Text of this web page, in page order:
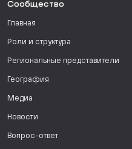
Сообщество
Главная
Роли и структура
Региональные представители
География
Медиа
Новости
Вопрос-ответ